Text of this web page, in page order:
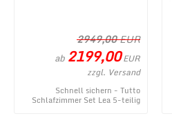
2949,00EUR
ab 2199,00EUR
zzgl. Versand
Schnell sichern - Tutto
Schlafzimmer Set Lea 5-teilig